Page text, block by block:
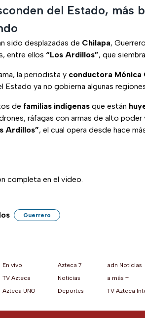
del Estado, más
sido desplazadas de Chilapa,
entre ellos “Los Ardillos”, que
la periodista y conductora Mónica
Estado ya no gobierna algunas
de familias indígenas que están
ráfagas con armas de alto
Ardillos”, el cual opera desde hace
completa en el video.
Guerrero
nueva pestaña)
nueva pestaña)
una nueva pestaña)
en una nueva pestaña)
(se abre en una nueva pestaña)
(se abre en una nueva pestaña)
WhatsApp (se abre en una nueva
En vivo
TV Azteca
Azteca UNO
Azteca 7
Noticias
Deportes
adn Noticias
a más +
TV Azteca